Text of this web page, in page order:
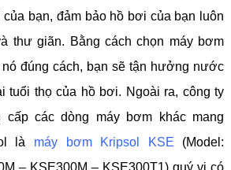
bạn, đảm bảo hồ bơi của bạn luôn
thư giãn. Bằng cách chọn máy bơm
đúng cách, bạn sẽ tận hưởng nước
tuổi thọ của hồ bơi. Ngoài ra, công ty
cấp các dòng máy bơm khác mang
là máy bơm Kripsol KSE (Model:
– KSE300M – KSE300T1) quý vị có